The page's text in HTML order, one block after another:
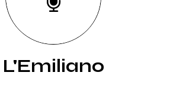
L'Emiliano